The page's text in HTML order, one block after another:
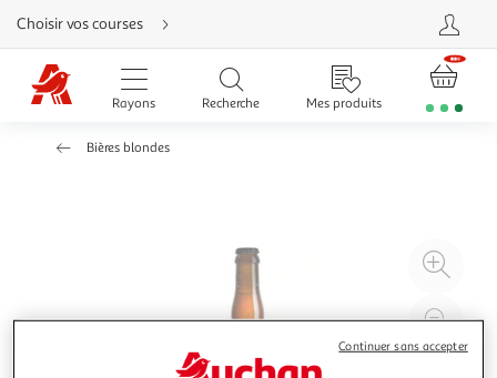
Aller
directement
au
contenu
Aller
directement
Aller
Choisir vos courses
Rayons Recherche Mes produits
Bières blondes
à
Continuer sans accepter